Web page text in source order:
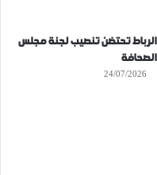
الرباط تحتضن تنصيب لجنة مجلس
الصحافة
24/07/2026